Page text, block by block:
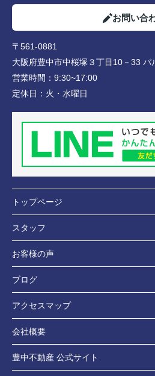
お問い合
〒561-0881
大阪府豊中市中桜塚３丁目10－33 パ
営業時間： 9:30~17:00
定休日： 火・水曜日
トップページ
スタッフ
お客様の声
ブログ
アクセスマップ
会社概要
豊中不動産 公式サイト